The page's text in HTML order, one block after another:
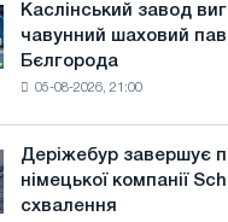
Каслінський завод
чавунний шаховий
Бєлгорода
05-08-2026, 21:00
Деріжебур завершує
німецької компанії
схвалення